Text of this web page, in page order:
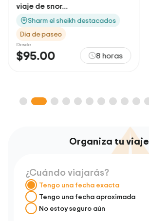
viaje privado...
Egipto Dia de paseo
$340.00
Organiza tu viaje
¿Cuándo viajarás?
Tengo una fecha exacta
Tengo una fecha aproximada
No estoy seguro aún